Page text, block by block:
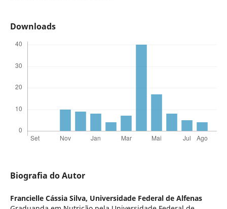
Downloads
Biografia do Autor
Francielle Cássia Silva, Universidade Federal de Alfenas